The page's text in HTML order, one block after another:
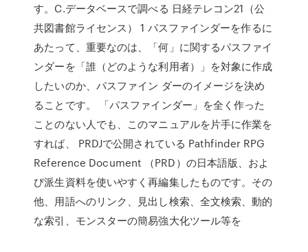
す。C.データベースで調べる 日経テレコン21（公
共図書館ライセンス） 1 パスファインダーを作るに
あたって、重要なのは、「何」に関するパスファイ
ンダーを「誰（どのような利用者）」を対象に作成
したいのか、パスファイン ダーのイメージを決め
ることです。 「パスファインダー」を全く作った
ことのない人でも、このマニュアルを片手に作業を
すれば、 PRDJで公開されている Pathfinder RPG
Reference Document （PRD）の日本語版、およ
び派生資料を使いやすく再編集したものです。その
他、用語へのリンク、見出し検索、全文検索、動的
な索引、モンスターの簡易強大化ツール等を